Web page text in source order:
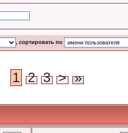
, сортировать по
1 2 3 > »